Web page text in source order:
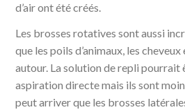
d’air ont été créés.
Les brosses rotatives sont aussi
que les poils d’animaux, les
autour. La solution de repli pourrait
aspiration directe mais ils sont
peut arriver que les brosses